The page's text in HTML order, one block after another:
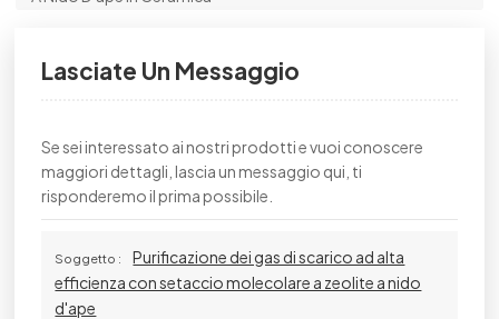
Lasciate Un Messaggio
Se sei interessato ai nostri prodotti e vuoi conoscere
maggiori dettagli, lascia un messaggio qui, ti
risponderemo il prima possibile.
Soggetto :
Purificazione dei gas di scarico ad alta
efficienza con setaccio molecolare a zeolite a nido
d'ape